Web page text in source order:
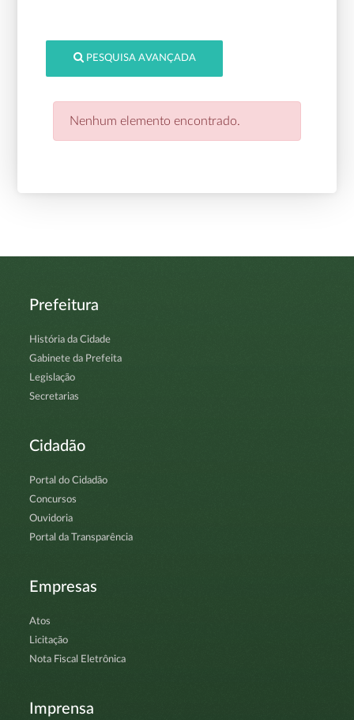
PESQUISA AVANÇADA
Nenhum elemento encontrado.
Prefeitura
História da Cidade
Gabinete da Prefeita
Legislação
Secretarias
Cidadão
Portal do Cidadão
Concursos
Ouvidoria
Portal da Transparência
Empresas
Atos
Licitação
Nota Fiscal Eletrônica
Imprensa